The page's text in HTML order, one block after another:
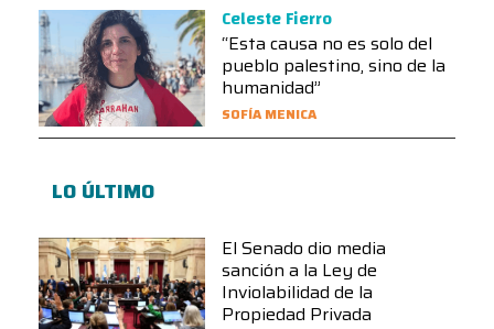
Celeste Fierro
“Esta causa no es solo del
pueblo palestino, sino de la
humanidad”
SOFÍA MENICA
LO ÚLTIMO
El Senado dio media
sanción a la Ley de
Inviolabilidad de la
Propiedad Privada